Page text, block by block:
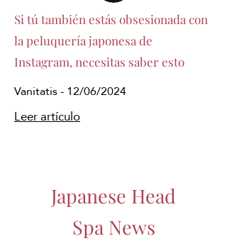
Si tú también estás obsesionada con
la peluquería japonesa de
Instagram, necesitas saber esto
Vanitatis - 12/06/2024
Leer artículo
Japanese Head
Spa News